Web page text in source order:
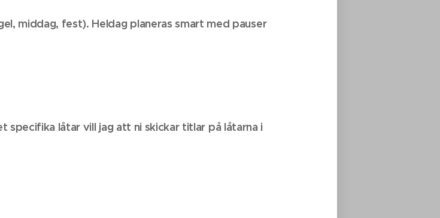
middag, fest). Heldag planeras smart med pauser
specifika låtar vill jag att ni skickar titlar på låtarna i